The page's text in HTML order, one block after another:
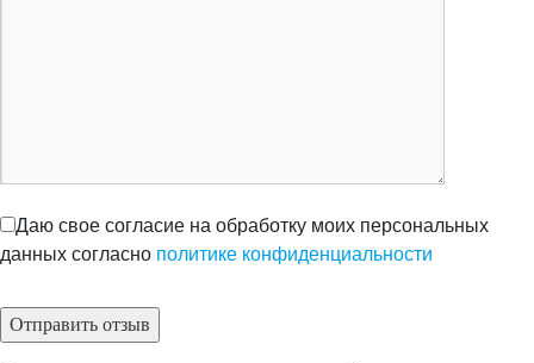
Даю свое согласие на обработку моих персональных
данных согласно политике конфиденциальности